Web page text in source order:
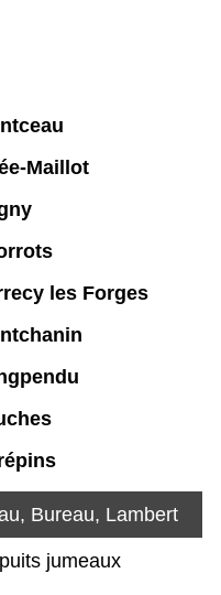
Maillot
les Forges
Bureau, Lambert
jumeaux